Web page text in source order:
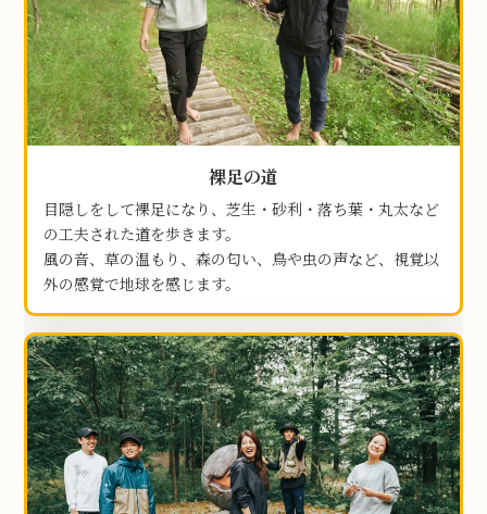
裸足の道
目隠しをして裸足になり、芝生・砂利・落ち葉・丸太など
の工夫された道を歩きます。
風の音、草の温もり、森の匂い、鳥や虫の声など、視覚以
外の感覚で地球を感じます。